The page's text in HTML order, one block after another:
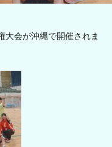
大会が沖縄で開催されま